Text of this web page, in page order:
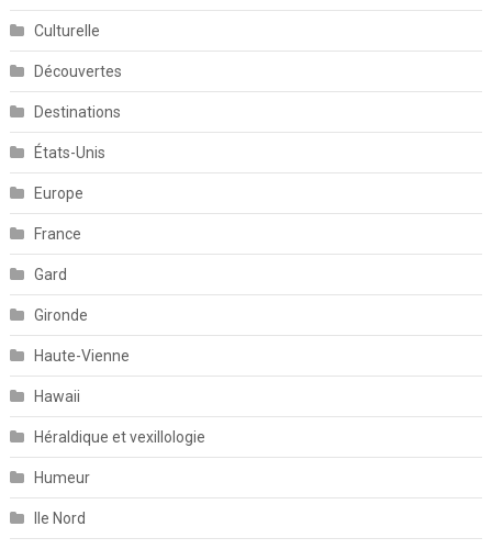
Culturelle
Découvertes
Destinations
États-Unis
Europe
France
Gard
Gironde
Haute-Vienne
Hawaii
Héraldique et vexillologie
Humeur
Ile Nord